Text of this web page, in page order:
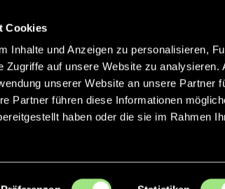
Cookies
Inhalte und Anzeigen zu personalisieren,
Zugriffe auf unsere Website zu analysieren.
unserer Website an unsere Partner
Partner führen diese Informationen
haben oder die sie im Rahmen
Kontakt